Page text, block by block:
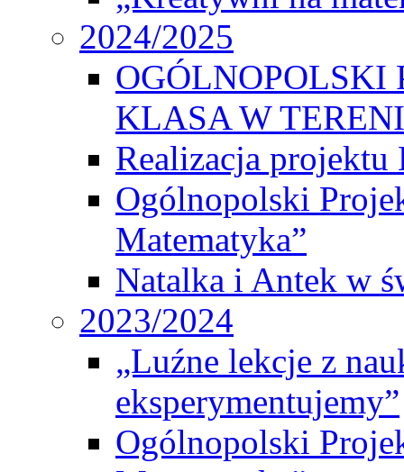
2024/2025
OGÓLNOPOLSKI
KLASA W
Realizacja
Ogólnopolski
Matematyka”
Natalka i Antek w
2023/2024
„Luźne lekcje z
eksperymentujemy”
Ogólnopolski